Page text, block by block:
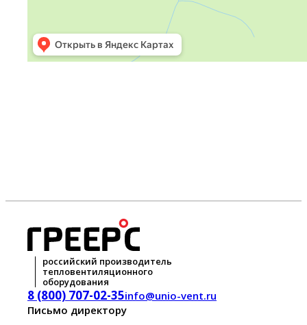
российский производитель
тепловентиляционного
оборудования
8 (800) 707-02-35info@unio-vent.ru
Письмо директору